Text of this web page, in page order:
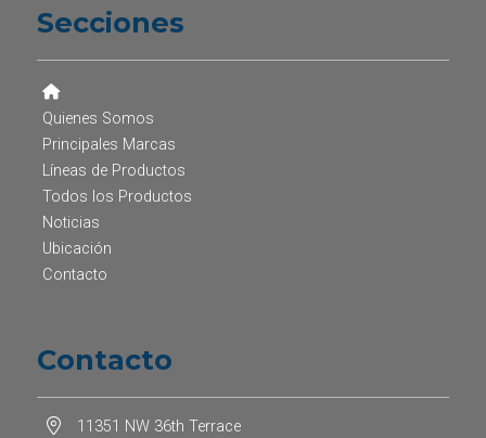
Secciones
Quienes Somos
Principales Marcas
Líneas de Productos
Todos los Productos
Noticias
Ubicación
Contacto
Contacto
11351 NW 36th Terrace